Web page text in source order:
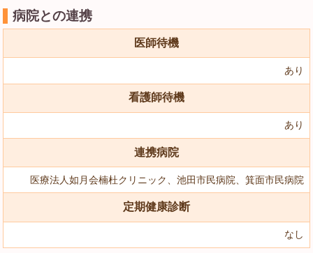
病院との連携
医師待機
あり
看護師待機
あり
連携病院
医療法人如月会楠杜クリニック、池田市民病院、箕面市民病院
定期健康診断
なし